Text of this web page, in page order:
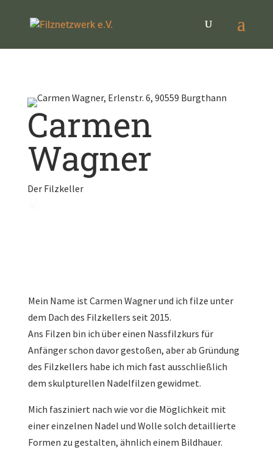
Carmen
Wagner
Der Filzkeller
Mein Name ist Carmen Wagner und ich filze unter
dem Dach des Filzkellers seit 2015.
Ans Filzen bin ich über einen Nassfilzkurs für
Anfänger schon davor gestoßen, aber ab Gründung
des Filzkellers habe ich mich fast ausschließlich
dem skulpturellen Nadelfilzen gewidmet.
Mich fasziniert nach wie vor die Möglichkeit mit
einer einzelnen Nadel und Wolle solch detaillierte
Formen zu gestalten, ähnlich einem Bildhauer.